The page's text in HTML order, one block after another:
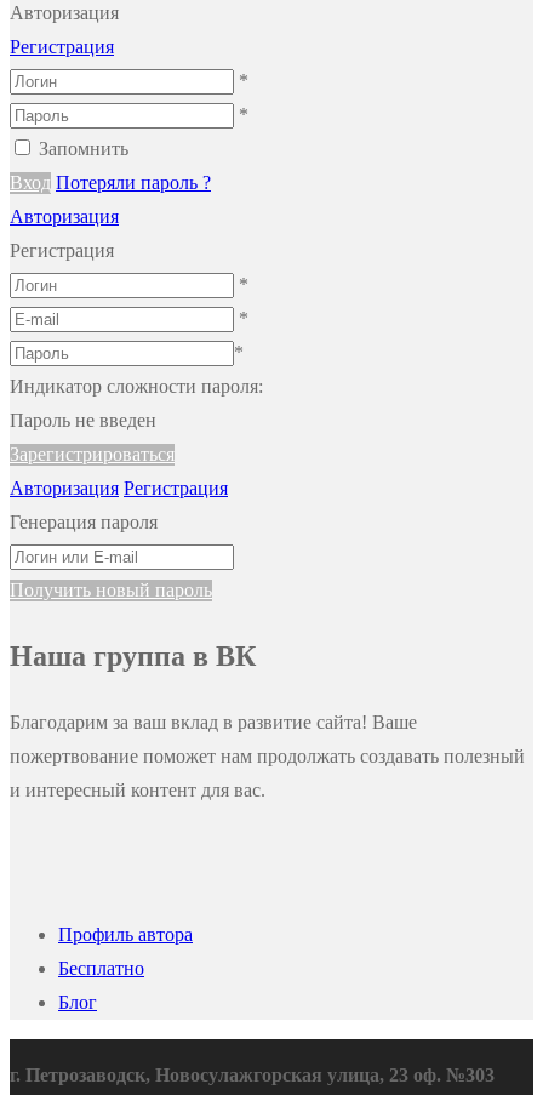
Авторизация
Регистрация
*
*
Запомнить
Вход Потеряли пароль ?
Авторизация
Регистрация
*
*
*
Индикатор сложности пароля:
Пароль не введен
Зарегистрироваться
Авторизация Регистрация
Генерация пароля
Получить новый пароль
Наша группа в ВК
Благодарим за ваш вклад в развитие сайта! Ваше
пожертвование поможет нам продолжать создавать полезный
и интересный контент для вас.
Профиль автора
Бесплатно
Блог
г. Петрозаводск, Новосулажгорская улица, 23 оф. №303